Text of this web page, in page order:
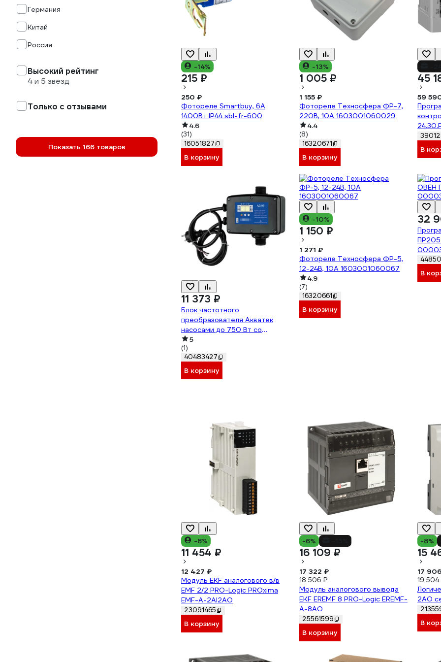
Германия
Китай
Россия
Высокий рейтинг
4 и 5 звезд
Только с отзывами
Показать 166 товаров
-14%
215 ₽
250 ₽
Фотореле Smartbuy, 6А
1400Вт IP44 sbl-fr-600
4.6
(31)
16051827
В корзину
-13%
1 005 ₽
1 155 ₽
Фотореле Техносфера ФР-7,
220В, 10А 1603001060029
4.4
(8)
16320671
В корзину
45
59
В
11 373 ₽
Блок частотного
преобразователя Акватек
насосами до 750 Вт со
встроенным датч. давл. 0-10
бар и реле 0-18-1140
5
(1)
40483427
В корзину
-10%
1 150 ₽
1 271 ₽
Фотореле Техносфера ФР-5,
12-24В, 10А 1603001060067
4.9
(7)
16320661
В корзину
32
В
-8%
11 454 ₽
12 427 ₽
Модуль EKF аналогового в/в
EMF 2/2 PRO-Logic PROxima
EMF-A-2AI2AO
23091465
В корзину
-6%
16 109 ₽
17 322 ₽
18 506 ₽
Модуль аналогового вывода
EKF EREMF 8 PRO-Logic EREMF-
A-8AO
25561599
В корзину
-8%
15
17
19 504
2AO
В